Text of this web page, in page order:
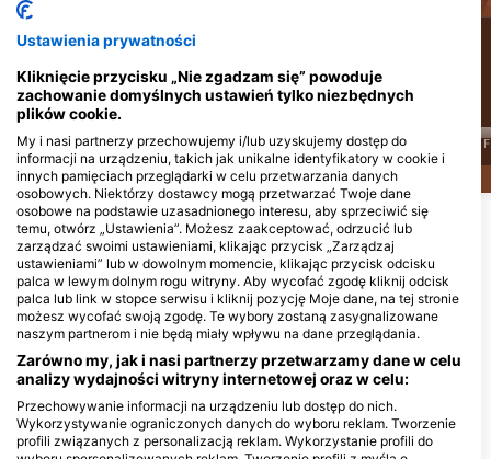
114Obserwacje
J F M A M J J A S O N D
59Obserwacje
J F M A M J J A S O N
F
Centra nurkowe obsługujące to miejsce
nurkowe
Kron Diving, Andreas Kron
Kampor 413a, 51280 RAB,
Chorwacja
MIEJSCA NURKOWE W POBLIŻU
Ustawienia prywatności
Kliknięcie przycisku „Nie zgadzam się” powoduje
zachowanie domyślnych ustawień tylko niezbędnych
plików cookie.
My i nasi partnerzy przechowujemy i/lub uzyskujemy dostęp do
informacji na urządzeniu, takich jak unikalne identyfikatory w cookie i
innych pamięciach przeglądarki w celu przetwarzania danych
osobowych. Niektórzy dostawcy mogą przetwarzać Twoje dane
osobowe na podstawie uzasadnionego interesu, aby sprzeciwić się
temu, otwórz „Ustawienia”. Możesz zaakceptować, odrzucić lub
zarządzać swoimi ustawieniami, klikając przycisk „Zarządzaj
ustawieniami” lub w dowolnym momencie, klikając przycisk odcisku
palca w lewym dolnym rogu witryny. Aby wycofać zgodę kliknij odcisk
palca lub link w stopce serwisu i kliknij pozycję Moje dane, na tej stronie
możesz wycofać swoją zgodę. Te wybory zostaną zasygnalizowane
naszym partnerom i nie będą miały wpływu na dane przeglądania.
Zarówno my, jak i nasi partnerzy przetwarzamy dane w celu
analizy wydajności witryny internetowej oraz w celu:
Przechowywanie informacji na urządzeniu lub dostęp do nich.
Wykorzystywanie ograniczonych danych do wyboru reklam. Tworzenie
profili związanych z personalizacją reklam. Wykorzystanie profili do